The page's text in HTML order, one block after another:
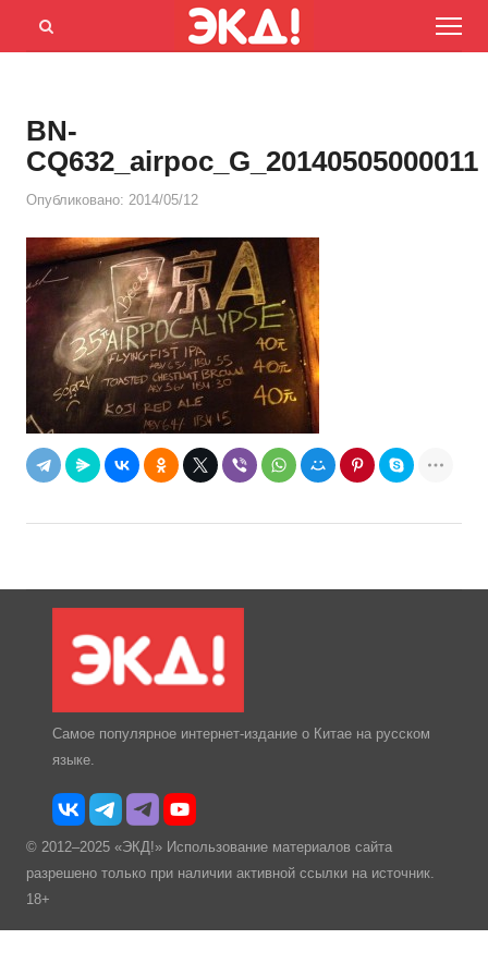
Menu
Открыть
BN-
CQ632_airpoc_G_20140505000011
Опубликовано: 2014/05/12
Самое популярное интернет-издание о Китае на русском
языке.
© 2012–2025 «ЭКД!» Использование материалов сайта
разрешено только при наличии активной ссылки на источник.
18+